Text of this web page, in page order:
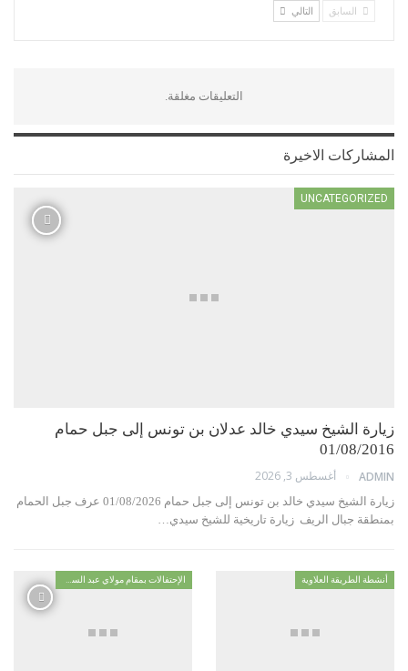
السابق التالي
التعليقات مغلقة.
المشاركات الاخيرة
UNCATEGORIZED
زيارة الشيخ سيدي خالد عدلان بن تونس إلى جبل حمام
01/08/2016
ADMIN أغسطس 3, 2026
زيارة الشيخ سيدي خالد بن تونس إلى جبل حمام 01/08/2026 عرف جبل الحمام
بمنطقة جبال الريف زيارة تاريخية للشيخ سيدي…
أنشطة الطريقة العلاوية